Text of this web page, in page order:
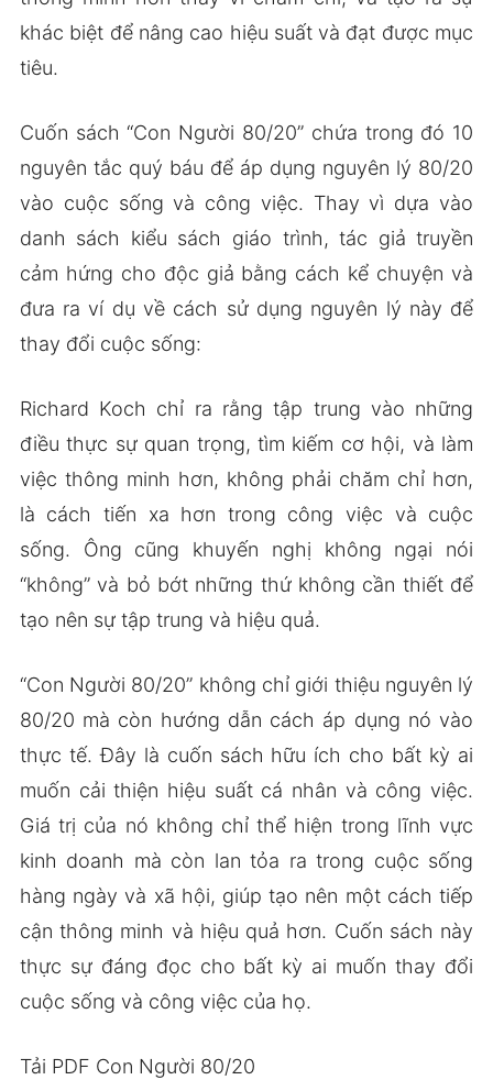
khác biệt để nâng cao hiệu suất và đạt được mục
tiêu.
Cuốn sách “Con Người 80/20” chứa trong đó 10
nguyên tắc quý báu để áp dụng nguyên lý 80/20
vào cuộc sống và công việc. Thay vì dựa vào
danh sách kiểu sách giáo trình, tác giả truyền
cảm hứng cho độc giả bằng cách kể chuyện và
đưa ra ví dụ về cách sử dụng nguyên lý này để
thay đổi cuộc sống:
Richard Koch chỉ ra rằng tập trung vào những
điều thực sự quan trọng, tìm kiếm cơ hội, và làm
việc thông minh hơn, không phải chăm chỉ hơn,
là cách tiến xa hơn trong công việc và cuộc
sống. Ông cũng khuyến nghị không ngại nói
“không” và bỏ bớt những thứ không cần thiết để
tạo nên sự tập trung và hiệu quả.
“Con Người 80/20” không chỉ giới thiệu nguyên lý
80/20 mà còn hướng dẫn cách áp dụng nó vào
thực tế. Đây là cuốn sách hữu ích cho bất kỳ ai
muốn cải thiện hiệu suất cá nhân và công việc.
Giá trị của nó không chỉ thể hiện trong lĩnh vực
kinh doanh mà còn lan tỏa ra trong cuộc sống
hàng ngày và xã hội, giúp tạo nên một cách tiếp
cận thông minh và hiệu quả hơn. Cuốn sách này
thực sự đáng đọc cho bất kỳ ai muốn thay đổi
cuộc sống và công việc của họ.
Tải PDF Con Người 80/20